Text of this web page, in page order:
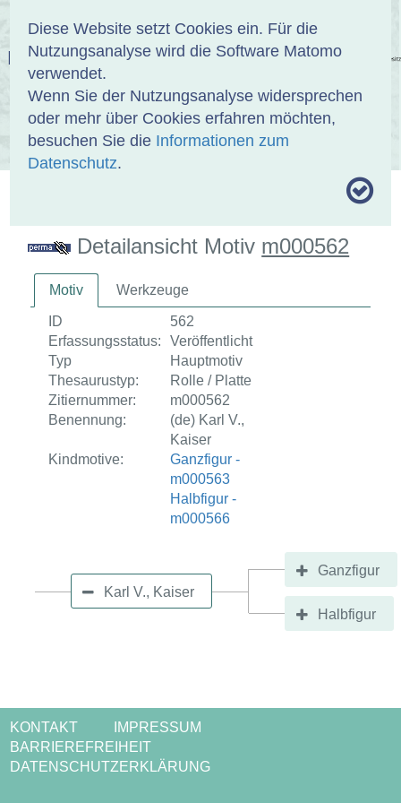
Diese Website setzt Cookies ein. Für die
Nutzungsanalyse wird die Software Matomo
verwendet.
Wenn Sie der Nutzungsanalyse widersprechen
oder mehr über Cookies erfahren möchten,
besuchen Sie die Informationen zum
Datenschutz.
EINBANDDATENBANK
ÜBER UNS SAMMLUNGEN SUCHE
Detailansicht Motiv m000562
Motiv Werkzeuge
ID
562
Erfassungsstatus:
Veröffentlicht
Typ
Hauptmotiv
Thesaurustyp:
Rolle / Platte
Zitiernummer:
m000562
Benennung:
(de) Karl V.,
Kaiser
Kindmotive:
Ganzfigur -
m000563
Halbfigur -
m000566
Karl V., Kaiser
Ganzfigur
Halbfigur
KONTAKT
IMPRESSUM
BARRIEREFREIHEIT
DATENSCHUTZERKLÄRUNG